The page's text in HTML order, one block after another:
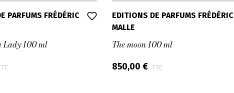
PARFUMS FRÉDÉRIC
100 ml
EDITIONS DE PARFUMS FRÉDÉRIC
MALLE
The moon 100 ml
850,00 € TTC